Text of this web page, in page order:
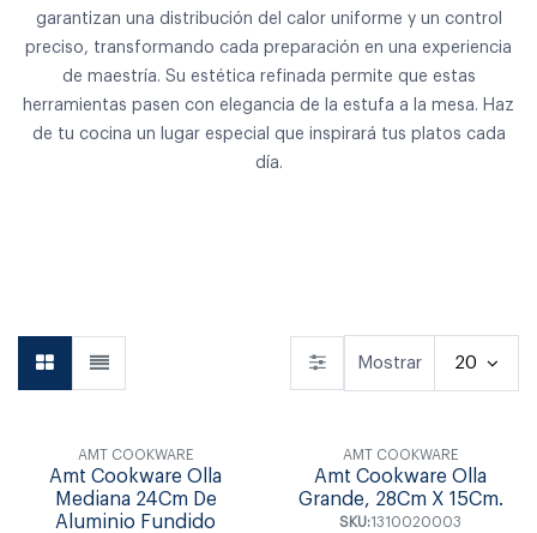
garantizan una distribución del calor uniforme y un control
preciso, transformando cada preparación en una experiencia
de maestría. Su estética refinada permite que estas
herramientas pasen con elegancia de la estufa a la mesa. Haz
de tu cocina un lugar especial que inspirará tus platos cada
día.
Mostrar 20
AMT COOKWARE
Amt Cookware Olla
Mediana 24Cm De
Aluminio Fundido
AMT COOKWARE
Amt Cookware Olla
Grande, 28Cm X 15Cm.
SKU:1310020003